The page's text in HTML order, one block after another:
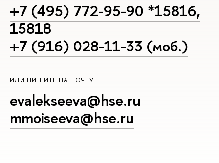
+7 (495) 772-95-90 *15816,
15818
+7 (916) 028-11-33 (моб.)
ИЛИ ПИШИТЕ НА ПОЧТУ
evalekseeva@hse.ru
mmoiseeva@hse.ru